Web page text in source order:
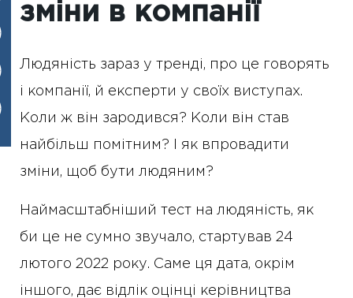
зміни в компанії
Людяність зараз у тренді, про це говорять
і компанії, й експерти у своїх виступах.
Коли ж він зародився? Коли він став
найбільш помітним? І як впровадити
зміни, щоб бути людяним?
Наймасштабніший тест на людяність, як
би це не сумно звучало, стартував 24
лютого 2022 року. Саме ця дата, окрім
іншого, дає відлік оцінці керівництва